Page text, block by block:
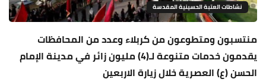
نشاطات العتبة الحسينية المقدسة
منتسبون ومتطوعون من كربلاء وعدد من المحافظات
يقدمون خدمات متنوعة لـ(4) مليون زائر في مدينة الإمام
الحسن (ع) العصرية خلال زيارة الاربعين